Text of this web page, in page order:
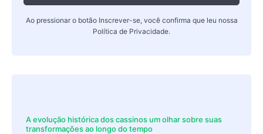
Ao pressionar o botão Inscrever-se, você confirma que leu nossa
Política de Privacidade.
A evolução histórica dos cassinos um olhar sobre suas
transformações ao longo do tempo